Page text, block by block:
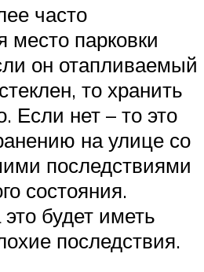
часто
место парковки
он отапливаемый
то хранить
Если нет – то это
на улице со
последствиями
состояния.
будет иметь
последствия.